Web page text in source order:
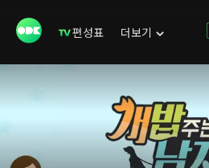
편성표 더보기